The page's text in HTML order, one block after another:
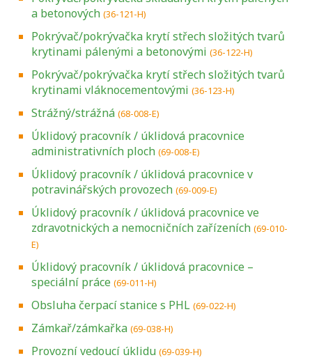
a betonových (36-121-H)
Pokrývač/pokrývačka krytí střech složitých tvarů
krytinami pálenými a betonovými (36-122-H)
Pokrývač/pokrývačka krytí střech složitých tvarů
krytinami vláknocementovými (36-123-H)
Strážný/strážná (68-008-E)
Úklidový pracovník / úklidová pracovnice
administrativních ploch (69-008-E)
Úklidový pracovník / úklidová pracovnice v
potravinářských provozech (69-009-E)
Úklidový pracovník / úklidová pracovnice ve
zdravotnických a nemocničních zařízeních (69-010-
E)
Úklidový pracovník / úklidová pracovnice –
speciální práce (69-011-H)
Obsluha čerpací stanice s PHL (69-022-H)
Zámkař/zámkařka (69-038-H)
Provozní vedoucí úklidu (69-039-H)